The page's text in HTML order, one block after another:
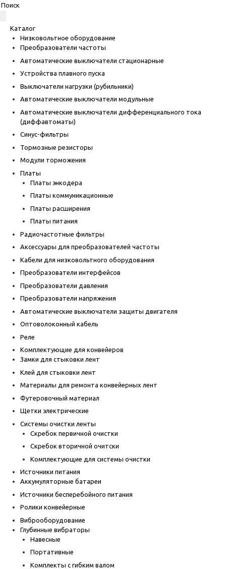
Каталог
Низковольтное оборудование
Преобразователи частоты
Автоматические выключатели стационарные
Устройства плавного пуска
Выключатели нагрузки (рубильники)
Автоматические выключатели модульные
Автоматические выключатели дифференциального тока
(диффавтоматы)
Синус-фильтры
Тормозные резисторы
Модули торможения
Платы
Платы энкодера
Платы коммуникационные
Платы расширения
Платы питания
Радиочастотные фильтры
Аксессуары для преобразователей частоты
Кабели для низковольтного оборудования
Преобразователи интерфейсов
Преобразователи давления
Преобразователи напряжения
Автоматические выключатели защиты двигателя
Оптоволоконный кабель
Реле
Комплектующие для конвейеров
Замки для стыковки лент
Клей для стыковки лент
Материалы для ремонта конвейерных лент
Футеровочный материал
Щетки электрические
Системы очистки ленты
Скребок первичной очистки
Скребок вторичной очитски
Комплектующие для системы очистки
Источники питания
Аккумуляторные батареи
Источники бесперебойного питания
Ролики конвейерные
Виброоборудование
Глубинные вибраторы
Навесные
Портативные
Комплекты с гибким валом